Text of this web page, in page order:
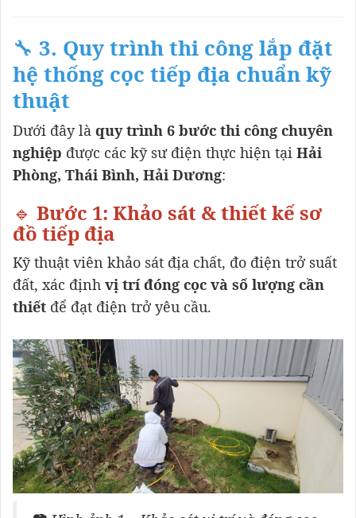
🔧 3. Quy trình thi công lắp đặt
hệ thống cọc tiếp địa chuẩn kỹ
thuật
Dưới đây là quy trình 6 bước thi công chuyên
nghiệp được các kỹ sư điện thực hiện tại Hải
Phòng, Thái Bình, Hải Dương:
🔹 Bước 1: Khảo sát & thiết kế sơ
đồ tiếp địa
Kỹ thuật viên khảo sát địa chất, đo điện trở suất
đất, xác định vị trí đóng cọc và số lượng cần
thiết để đạt điện trở yêu cầu.